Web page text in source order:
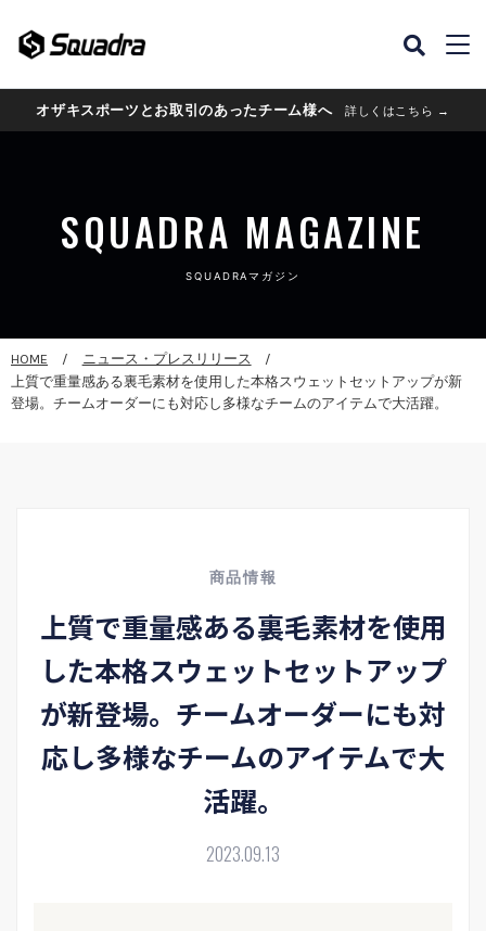
オザキスポーツとお取引のあったチーム様へ 詳しくはこちら →
SQUADRA MAGAZINE
SQUADRAマガジン
HOME
ニュース・プレスリリース
上質で重量感ある裏毛素材を使用した本格スウェットセットアップが新
登場。チームオーダーにも対応し多様なチームのアイテムで大活躍。
商品情報
上質で重量感ある裏毛素材を使用
した本格スウェットセットアップ
が新登場。チームオーダーにも対
応し多様なチームのアイテムで大
活躍。
2023.09.13